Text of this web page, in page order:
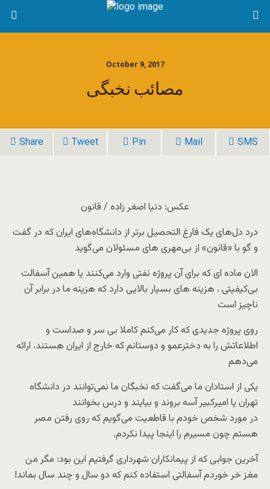
October 9, 2017
مصائب نخبگی
Share Tweet Pin Mail SMS
عکس: دنیا اصغر زاده / قانون
درد دل‌های یک فارغ التحصیل برتر از دانشگاه‌های ایران که در گفت
و گو با «قانون» از بی‌مهری های مسئولان می‌گوید
الان ماده ای که برای آن پروژه نفتی وارد می‌کنند یا همین آسفالت
بی‌کیفیتی ، هزینه های بسیار بالایی دارد که هزینه ما در برابر آن
ناچیز است
روی پروژه جدیدی که کار می‌کنم کاملا بی سر و صداست و
اطلاعاتش را به دخترعمو و دوستانم که خارج از ایران هستند، ارائه
می‌دهم
یکی از استادان ما می‌گفت که نخبگان ما نمی‌توانند در دانشگاه
تهران یا امیرکبیر آسه بروند و بیایند و درس بخوانند
در مورد شخص خودم با قاطعیت می‌گویم که روی رفتن مصر
هستم چون مسیرم را اینجا پیدا نکردم.
آخرین جوابی که از پیمانکاران شهرداری گرفتیم این بود: مگر من
مغز خر خوردم آسفالتی استفاده کنم که دو سال و چند سال بماند!